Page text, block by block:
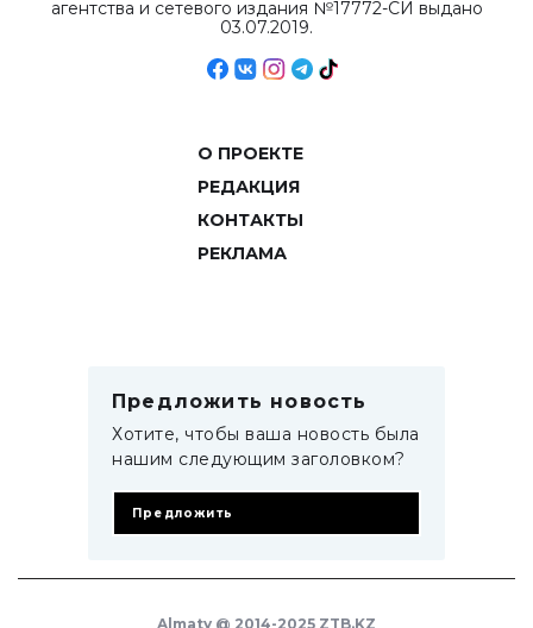
агентства и сетевого издания №17772-СИ выдано
03.07.2019.
О ПРОЕКТЕ
РЕДАКЦИЯ
КОНТАКТЫ
РЕКЛАМА
Предложить новость
Хотите, чтобы ваша новость была
нашим следующим заголовком?
Предложить
Almaty @ 2014-2025 ZTB.KZ